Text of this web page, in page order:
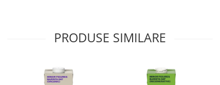
Cești pentru cafea
PRODUSE SIMILARE